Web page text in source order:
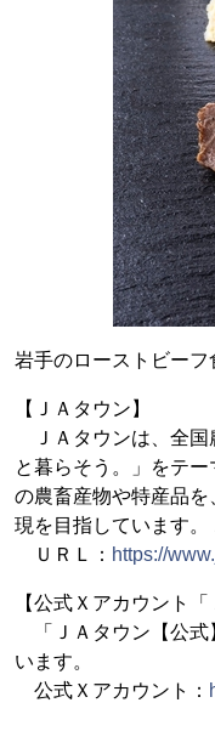
岩手のローストビーフ
【ＪＡタウン】
ＪＡタウンは、全国
と暮らそう。」をテ
の農畜産物や特産品
現を目指しています。
ＵＲＬ： https://
【公式Ｘアカウント
「ＪＡタウン【公式
います。
公式Ｘアカウント：